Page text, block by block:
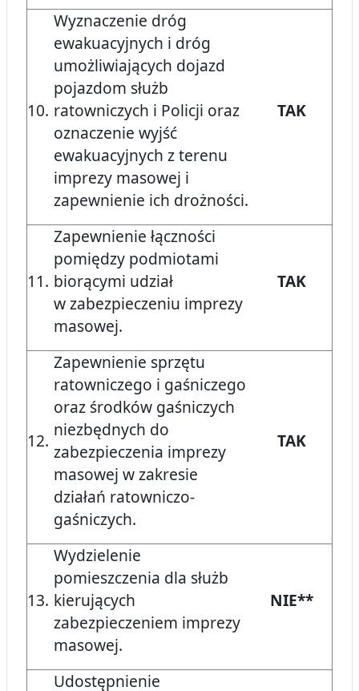
10.
Wyznaczenie dróg
ewakuacyjnych i dróg
umożliwiających dojazd
pojazdom służb
ratowniczych i Policji oraz
oznaczenie wyjść
ewakuacyjnych z terenu
imprezy masowej i
zapewnienie ich drożności.
TAK
11.
Zapewnienie łączności
pomiędzy podmiotami
biorącymi udział
w zabezpieczeniu imprezy
masowej.
TAK
12.
Zapewnienie sprzętu
ratowniczego i gaśniczego
oraz środków gaśniczych
niezbędnych do
zabezpieczenia imprezy
masowej w zakresie
działań ratowniczo-
gaśniczych.
TAK
13.
Wydzielenie
pomieszczenia dla służb
kierujących
zabezpieczeniem imprezy
masowej.
NIE**
Udostępnienie